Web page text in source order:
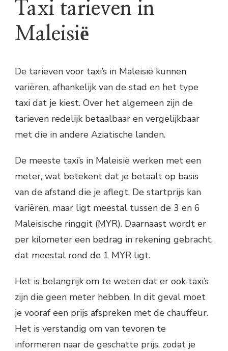
Taxi tarieven in
Maleisië
De tarieven voor taxi’s in Maleisië kunnen
variëren, afhankelijk van de stad en het type
taxi dat je kiest. Over het algemeen zijn de
tarieven redelijk betaalbaar en vergelijkbaar
met die in andere Aziatische landen.
De meeste taxi’s in Maleisië werken met een
meter, wat betekent dat je betaalt op basis
van de afstand die je aflegt. De startprijs kan
variëren, maar ligt meestal tussen de 3 en 6
Maleisische ringgit (MYR). Daarnaast wordt er
per kilometer een bedrag in rekening gebracht,
dat meestal rond de 1 MYR ligt.
Het is belangrijk om te weten dat er ook taxi’s
zijn die geen meter hebben. In dit geval moet
je vooraf een prijs afspreken met de chauffeur.
Het is verstandig om van tevoren te
informeren naar de geschatte prijs, zodat je